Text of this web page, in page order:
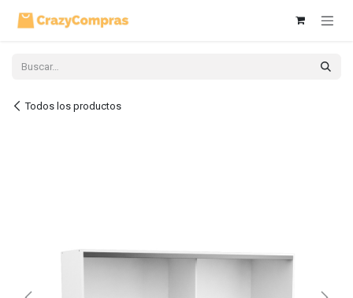
Todos los productos